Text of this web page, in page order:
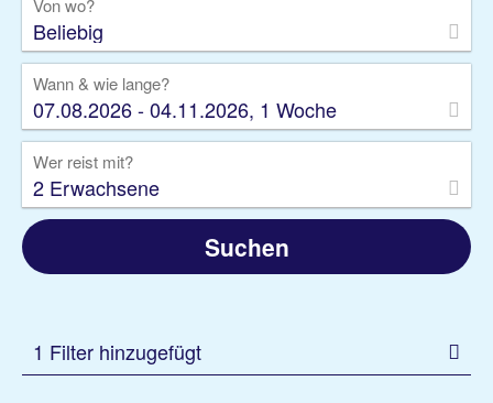
Von wo?
Beliebig
Wann & wie lange?
07.08.2026 - 04.11.2026, 1 Woche
Wer reist mit?
2 Erwachsene
Suchen
1 Filter hinzugefügt